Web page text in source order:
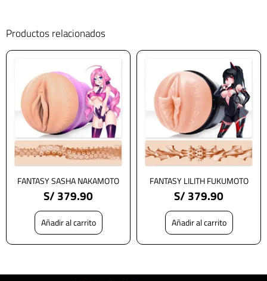
Productos relacionados
FANTASY SASHA NAKAMOTO
S/379.90
Añadir al carrito
FANTASY LILITH FUKUMOTO
S/379.90
Añadir al carrito